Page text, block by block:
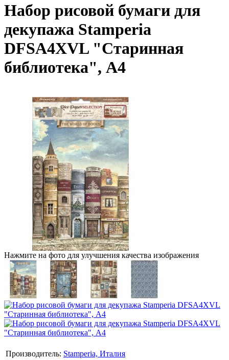
Набор рисовой бумаги для
декупажа Stamperia
DFSA4XVL "Старинная
библиотека", А4
Нажмите на фото для улучшения качества изображения
Производитель: Stamperia, Италия